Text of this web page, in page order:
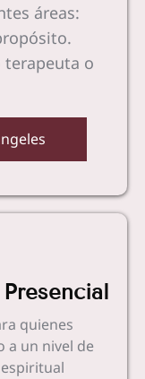
áreas:
terapeuta o
quienes
a un nivel de